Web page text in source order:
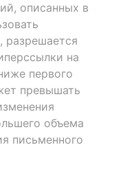
описанных в
на
первого
превышать
объема
письменного